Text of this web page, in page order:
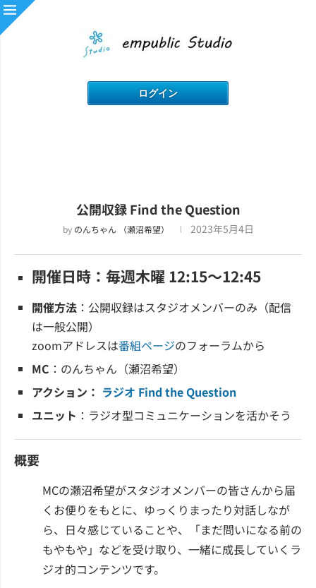
公開収録 Find the Question
by のんちゃん （瀬沼希望） 2023年5月4日
開催日時：毎週木曜 12:15～12:45
開催方法 ：公開収録はスタジオメンバーのみ（配信
は一般公開）
zoomアドレスは番組ページのフォーラムから
MC ：のんちゃん（瀬沼希望）
アクション： ラジオ Find the Question
ユニット ：ラジオ型コミュニケーションを活かそう
概要
MCの瀬沼希望がスタジオメンバーの皆さんから届
くお便りをもとに、ゆっくりまったり対話しなが
ら、日々感じていることや、「まだ問いになる前の
もやもや」などを受け取り、一緒に成長していくラ
ジオ的コンテンツです。